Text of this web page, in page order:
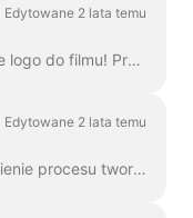
Edytowane 2 lata temu
Istnieją trzy sposoby na dodanie logo do filmu! Przeanalizujmy każdą metodę i rozważmy jej zalety i wady! Jeśli planujesz używać tego logo naprawdę ...
Edytowane 2 lata temu
Branding to sposób na usprawnienie procesu tworzenia markowych filmów, a także na zwiększenie wydajności. Daje ci możliwość wypełnienia kilku "marek...